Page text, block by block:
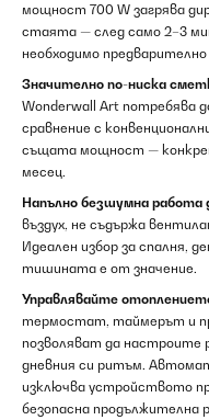
мощност 700 W загрява
стаята — след само 2–3
необходимо предварително
Значително по-ниска
Wonderwall Art потребява
сравнение с
същата мощност —
месец.
Напълно безшумна работа
въздух, не съдържа
Идеален избор за спалня,
тишината е от значение.
Управлявайте
термостат, таймерът и
позволяват да настроите
дневния си ритъм.
изключва устройството
безопасна продължителна